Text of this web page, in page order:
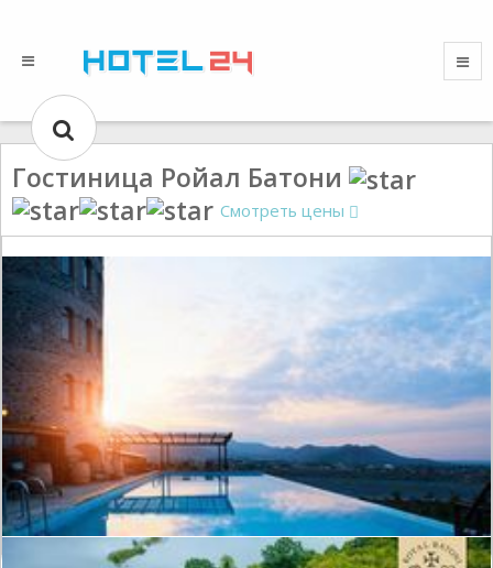
Гостиница Ройал Батони
Смотреть цены